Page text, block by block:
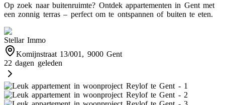
Op zoek naar buitenruimte? Ontdek appartementen in Gent met
een zonnig terras – perfect om te ontspannen of buiten te eten.
Stellar Immo
Komijnstraat 13/001, 9000 Gent
22 dagen geleden